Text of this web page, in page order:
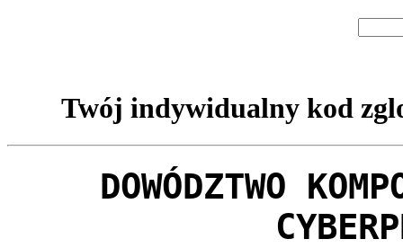
Twój indywidualny kod
DOWÓDZTWO